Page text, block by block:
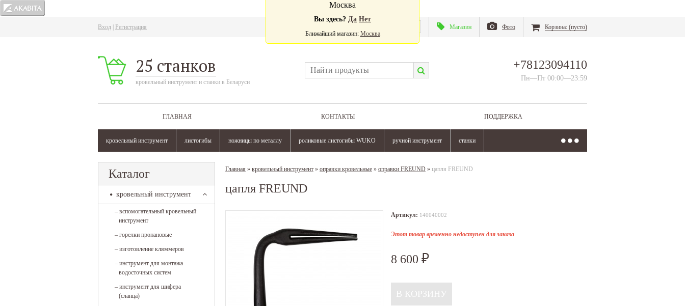
Вход Регистрация Магазин Фото Корзина: (пусто)
25 станков
кровельный инструмент и станки в Беларуси
+78123094110
Пн—Пт 00:00—23:59
ГЛАВНАЯ КОНТАКТЫ ПОДДЕРЖКА
кровельный инструмент листогибы ножницы по металлу роликовые листогибы WUKO ручной инструмент станки
Москва
Вы здесь? Да Нет
Ближайший магазин: Москва
Каталог
кровельный инструмент
– вспомогательный кровельный
инструмент
– горелки пропановые
– изготовление кляммеров
– инструмент для монтажа
водосточных систем
– инструмент для шифера
(сланца)
Главная » кровельный инструмент » оправки кровельные » оправки FREUND » цапля FREUND
цапля FREUND
Артикул: 140040002
Этот товар временно недоступен для заказа
8 600 ₽